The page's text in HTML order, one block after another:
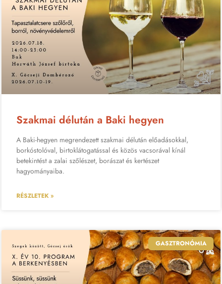
Szakmai délután a Baki hegyen
A Baki-hegyen megrendezett szakmai délután előadásokkal,
borkóstolóval, birtoklátogatással és közös vacsorával kínál
betekintést a zalai szőlészet, borászat és kertészet
hagyományaiba.
RÉSZLETEK »
GASZTRONÓMIA